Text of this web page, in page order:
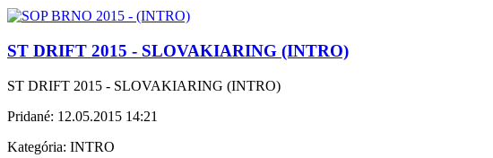
ST DRIFT 2015 - SLOVAKIARING (INTRO)
ST DRIFT 2015 - SLOVAKIARING (INTRO)
Pridané: 12.05.2015 14:21
Kategória: INTRO